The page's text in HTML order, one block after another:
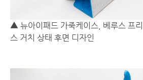
▲ 뉴아이패드 가죽케이스, 베루스 프리
스 거치 상태 후면 디자인